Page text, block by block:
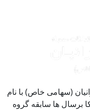
(سهامی خاص) با نام
ها سابقه گروه